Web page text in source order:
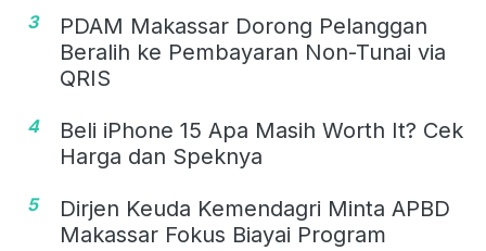
3
PDAM Makassar Dorong Pelanggan
Beralih ke Pembayaran Non-Tunai via
QRIS
4
Beli iPhone 15 Apa Masih Worth It? Cek
Harga dan Speknya
5
Dirjen Keuda Kemendagri Minta APBD
Makassar Fokus Biayai Program